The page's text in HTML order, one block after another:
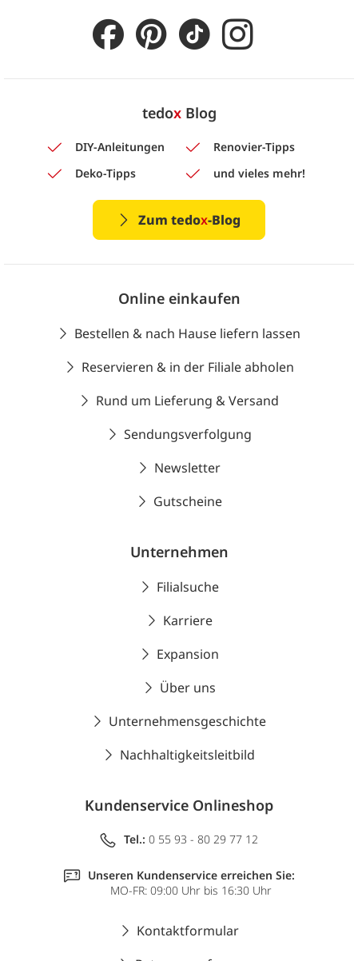
tedoxBlog
DIY-Anleitungen
Renovier-Tipps
Deko-Tipps
und vieles mehr!
Zum tedox-Blog
Online einkaufen
Bestellen & nach Hause liefern lassen
Reservieren & in der Filiale abholen
Rund um Lieferung & Versand
Sendungsverfolgung
Newsletter
Gutscheine
Unternehmen
Filialsuche
Karriere
Expansion
Über uns
Unternehmensgeschichte
Nachhaltigkeitsleitbild
Kundenservice Onlineshop
Tel.: 0 55 93 - 80 29 77 12
Unseren Kundenservice erreichen Sie:
MO-FR: 09:00 Uhr bis 16:30 Uhr
Kontaktformular